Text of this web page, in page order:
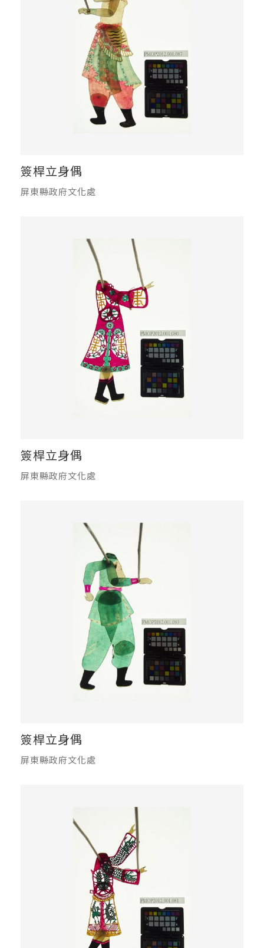
簽桿立身偶
屏東縣政府文化處
簽桿立身偶
屏東縣政府文化處
簽桿立身偶
屏東縣政府文化處